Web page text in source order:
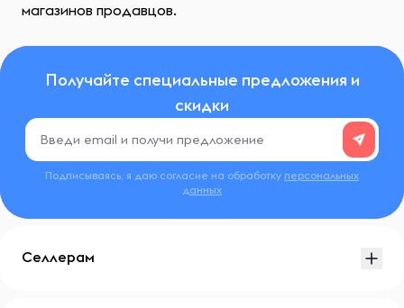
магазинов продавцов.
Получайте специальные предложения и
скидки
Подписываясь, я даю согласие на обработку персональных
данных
Селлерам